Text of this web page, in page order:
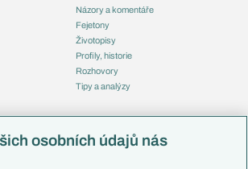
Názory a komentáře
Fejetony
Životopisy
Profily, historie
Rozhovory
Tipy a analýzy
Česko
osobních údajů nás